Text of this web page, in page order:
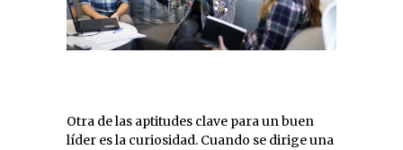
Otra de las aptitudes clave para un buen
líder es la curiosidad. Cuando se dirige una